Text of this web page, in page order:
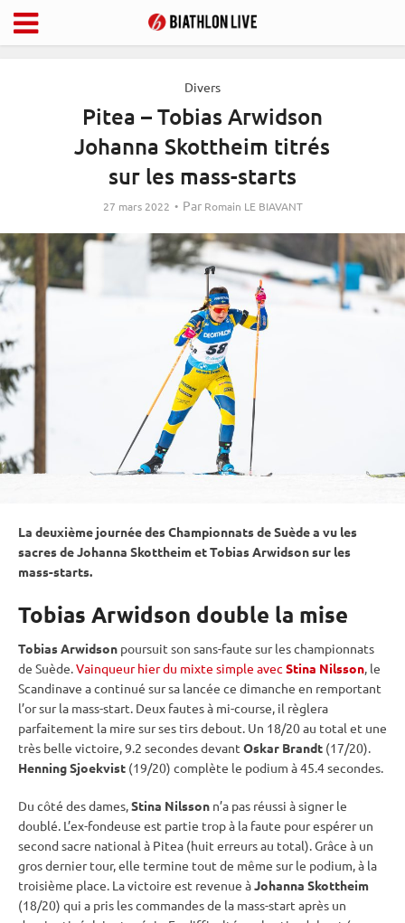
Divers
Pitea – Tobias Arwidson
Johanna Skottheim titrés
sur les mass-starts
27 mars 2022 Par Romain LE BIAVANT
La deuxième journée des Championnats de Suède a vu les
sacres de Johanna Skottheim et Tobias Arwidson sur les
mass-starts.
Tobias Arwidson double la mise
Tobias Arwidson poursuit son sans-faute sur les championnats
de Suède.Vainqueur hier du mixte simple avec Stina Nilsson, le
Scandinave a continué sur sa lancée ce dimanche en remportant
l’or sur la mass-start. Deux fautes à mi-course, il règlera
parfaitement la mire sur ses tirsdebout. Un 18/20 au total et une
très belle victoire, 9.2 secondes devant Oskar Brandt (17/20).
Henning Sjoekvist (19/20) complète le podium à 45.4 secondes.
Du côté des dames,Stina Nilsson n’a pas réussi à signer le
doublé. L’ex-fondeuse est partie trop à la faute pour espérer un
second sacre national à Pitea (huit erreurs au total). Grâce à un
gros dernier tour, elle termine tout de même sur le podium, à la
troisième place. La victoire est revenue àJohanna Skottheim
(18/20) qui a pris les commandes de la mass-start après un